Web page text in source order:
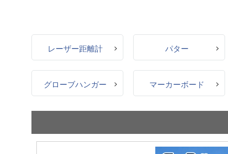
レーザー距離計 パター
グローブハンガー マーカーボード